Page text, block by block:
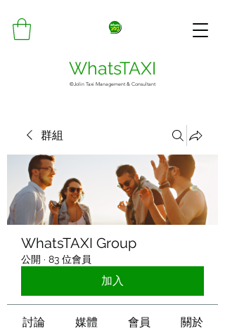
WhatsTAXI
©Jolin Taxi Management & Consultant
群組
WhatsTAXI Group
公開 · 83 位會員
加入
討論 媒體 會員 關於